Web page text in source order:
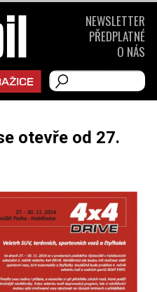
otevře od 27.
NEWSLETTER
PŘEDPLATNÉ
O NÁS